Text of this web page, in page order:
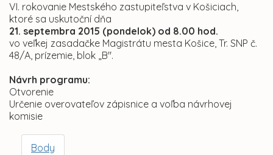
VI. rokovanie Mestského zastupiteľstva v Košiciach,
ktoré sa uskutoční dňa
21. septembra 2015 (pondelok) od 8.00 hod.
vo veľkej zasadačke Magistrátu mesta Košice, Tr. SNP č.
48/A, prízemie, blok „B".
Návrh programu:
Otvorenie
Určenie overovateľov zápisnice a voľba návrhovej
komisie
Body